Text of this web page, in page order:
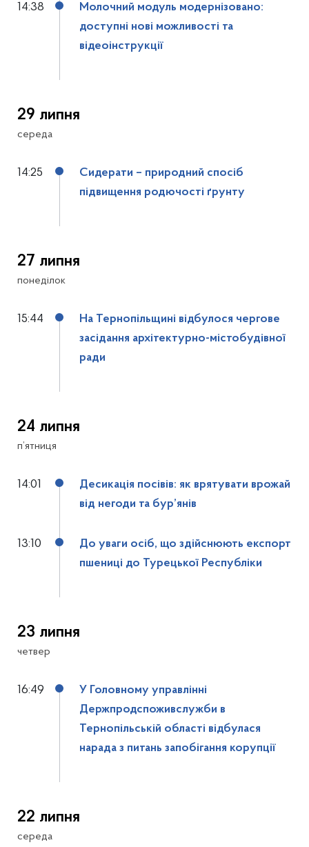
14:38
Молочний модуль модернізовано:
доступні нові можливості та
відеоінструкції
29 липня
середа
14:25
Сидерати – природний спосіб
підвищення родючості ґрунту
27 липня
понеділок
15:44
На Тернопільщині відбулося чергове
засідання архітектурно-містобудівної
ради
24 липня
п’ятниця
14:01
Десикація посівів: як врятувати врожай
від негоди та бур’янів
13:10
До уваги осіб, що здійснюють експорт
пшениці до Турецької Республіки
23 липня
четвер
16:49
У Головному управлінні
Держпродспоживслужби в
Тернопільській області відбулася
нарада з питань запобігання корупції
22 липня
середа